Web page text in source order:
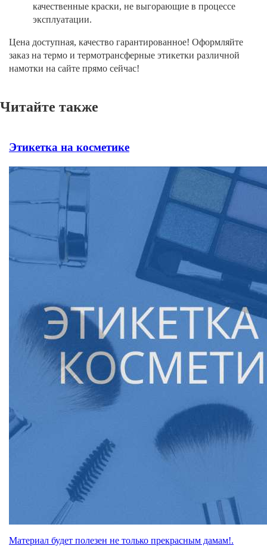
качественные краски, не выгорающие в процессе
эксплуатации.
Цена доступная, качество гарантированное! Оформляйте
заказ на термо и термотрансферные этикетки различной
намотки на сайте прямо сейчас!
Читайте также
Этикетка на косметике
Материал будет полезен не только прекрасным дамам!.